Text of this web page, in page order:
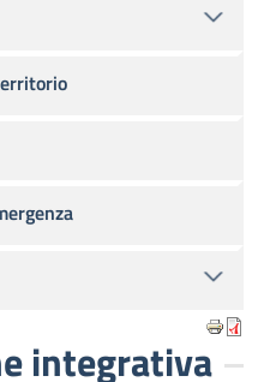
integrativa